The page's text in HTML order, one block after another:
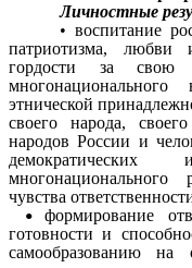
Личностные
• воспитание
патриотизма, любви
гордости за свою
этнической
своего народа,
народов России и
многонационального
чувства
формирование
готовности и
самообразованию